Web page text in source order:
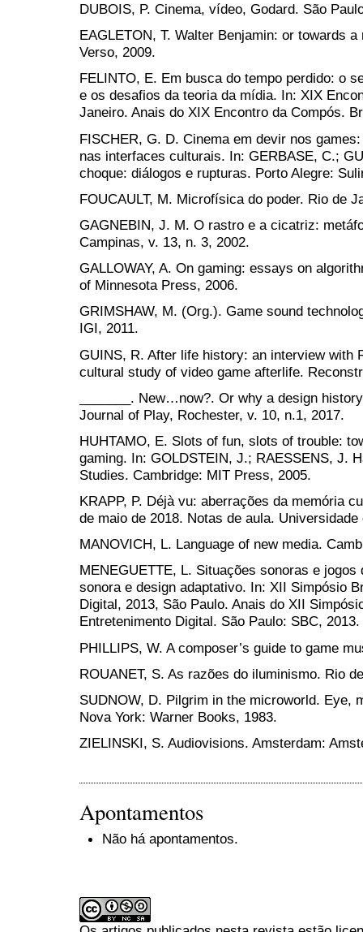
DUBOIS, P. Cinema, vídeo, Godard. São
EAGLETON, T. Walter Benjamin: or towards
Verso, 2009.
FELINTO, E. Em busca do tempo perdido: o
e os desafios da teoria da mídia. In: XIX
Janeiro. Anais do XIX Encontro da Compós.
FISCHER, G. D. Cinema em devir nos
nas interfaces culturais. In: GERBASE, C.;
choque: diálogos e rupturas. Porto Alegre:
FOUCAULT, M. Microfísica do poder. Rio de
GAGNEBIN, J. M. O rastro e a cicatriz:
Campinas, v. 13, n. 3, 2002.
GALLOWAY, A. On gaming: essays on
of Minnesota Press, 2006.
GRIMSHAW, M. (Org.). Game sound
IGI, 2011.
GUINS, R. After life history: an interview with
cultural study of video game afterlife.
_______. New…now?. Or why a design
Journal of Play, Rochester, v. 10, n.1, 2017.
HUHTAMO, E. Slots of fun, slots of trouble:
gaming. In: GOLDSTEIN, J.; RAESSENS, J.
Studies. Cambridge: MIT Press, 2005.
KRAPP, P. Déjà vu: aberrações da memória
de maio de 2018. Notas de aula.
MANOVICH, L. Language of new media.
MENEGUETTE, L. Situações sonoras e
sonora e design adaptativo. In: XII Simpósio
Digital, 2013, São Paulo. Anais do XII
Entretenimento Digital. São Paulo: SBC, 2013.
PHILLIPS, W. A composer’s guide to game
ROUANET, S. As razões do iluminismo. Rio
SUDNOW, D. Pilgrim in the microworld. Eye,
Nova York: Warner Books, 1983.
ZIELINSKI, S. Audiovisions. Amsterdam:
Apontamentos
Não há apontamentos.